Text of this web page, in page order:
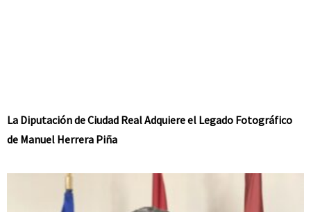
La Diputación de Ciudad Real Adquiere el Legado Fotográfico
de Manuel Herrera Piña